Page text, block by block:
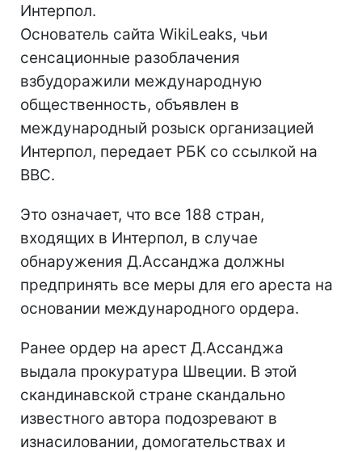
Интерпол.
Основатель сайта WikiLeaks, чьи
сенсационные разоблачения
взбудоражили международную
общественность, объявлен в
международный розыск организацией
Интерпол, передает РБК со ссылкой на
ВВС.
Это означает, что все 188 стран,
входящих в Интерпол, в случае
обнаружения Д.Ассанджа должны
предпринять все меры для его ареста на
основании международного ордера.
Ранее ордер на арест Д.Ассанджа
выдала прокуратура Швеции. В этой
скандинавской стране скандально
известного автора подозревают в
изнасиловании, домогательствах и